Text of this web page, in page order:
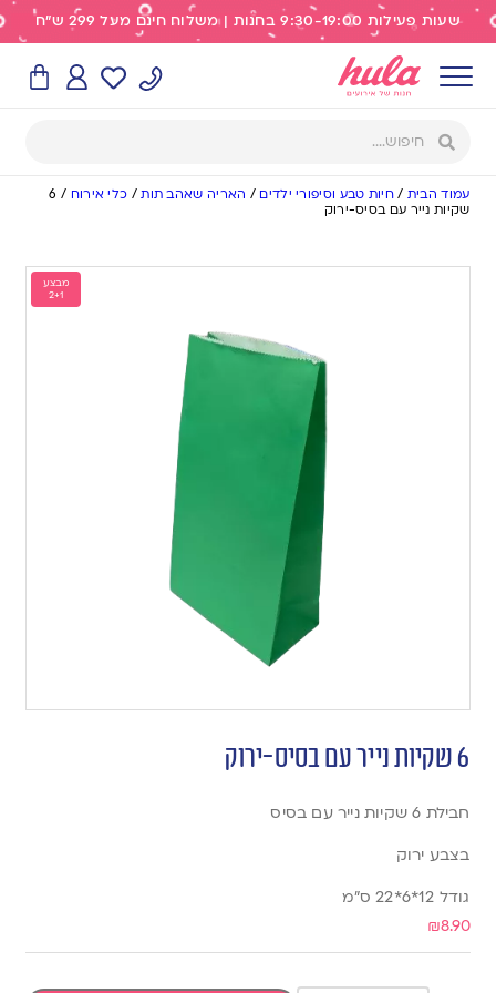
שעות פעילות 9:30-19:00 בחנות | משלוח חינם מעל 299 ש"ח
עמוד הבית /חיות טבע וסיפורי ילדים / האריה שאהב תות/ כלי אירוח /
6
שקיות נייר עם בסיס-ירוק
מבצע
2+1
6 שקיות נייר עם בסיס-ירוק
חבילת 6 שקיות נייר עם בסיס
בצבע ירוק
גודל 12*6*22 ס”מ
₪8.90